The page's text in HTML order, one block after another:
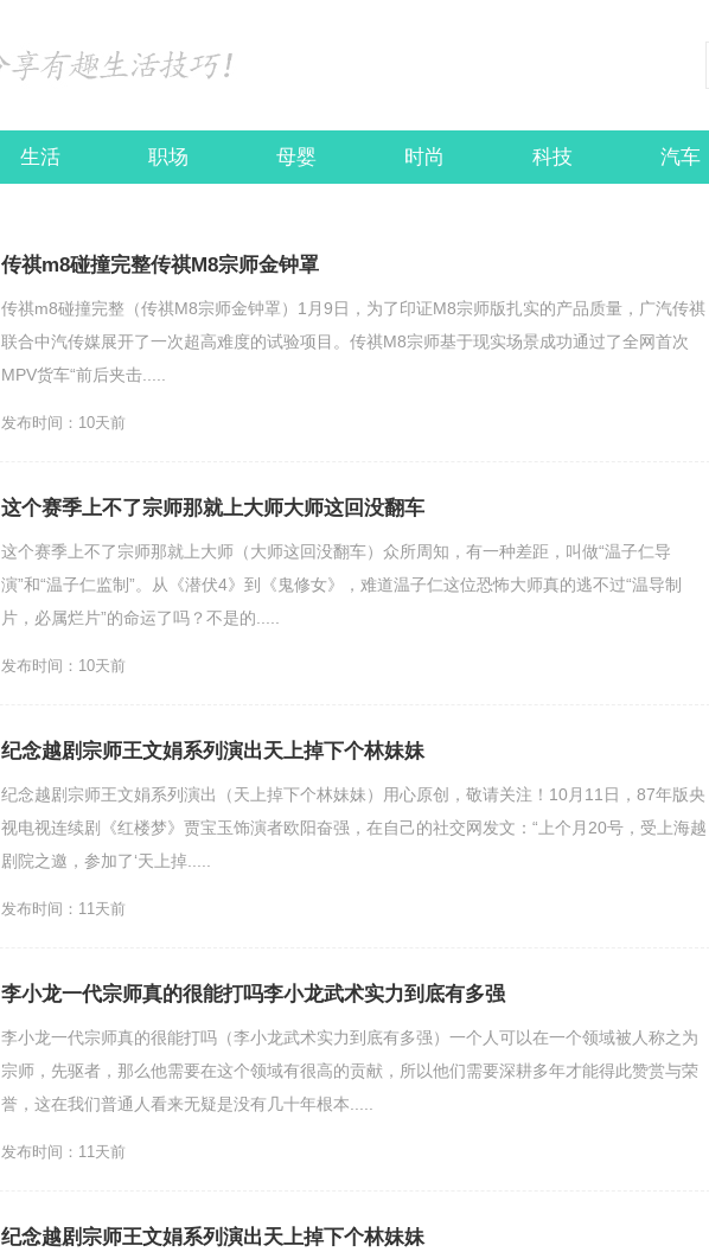
生活 职场 母婴 时尚 科技 汽车
传祺m8碰撞完整传祺M8宗师金钟罩
传祺m8碰撞完整（传祺M8宗师金钟罩）1月9日，为了印证M8宗师版扎实的产品质量，广汽传祺
联合中汽传媒展开了一次超高难度的试验项目。传祺M8宗师基于现实场景成功通过了全网首次
MPV货车“前后夹击.....
发布时间：10天前
这个赛季上不了宗师那就上大师大师这回没翻车
这个赛季上不了宗师那就上大师（大师这回没翻车）众所周知，有一种差距，叫做“温子仁导
演”和“温子仁监制”。从《潜伏4》到《鬼修女》，难道温子仁这位恐怖大师真的逃不过“温导制
片，必属烂片”的命运了吗？不是的.....
发布时间：10天前
纪念越剧宗师王文娟系列演出天上掉下个林妹妹
纪念越剧宗师王文娟系列演出（天上掉下个林妹妹）用心原创，敬请关注！10月11日，87年版央
视电视连续剧《红楼梦》贾宝玉饰演者欧阳奋强，在自己的社交网发文：“上个月20号，受上海越
剧院之邀，参加了‘天上掉.....
发布时间：11天前
李小龙一代宗师真的很能打吗李小龙武术实力到底有多强
李小龙一代宗师真的很能打吗（李小龙武术实力到底有多强）一个人可以在一个领域被人称之为
宗师，先驱者，那么他需要在这个领域有很高的贡献，所以他们需要深耕多年才能得此赞赏与荣
誉，这在我们普通人看来无疑是没有几十年根本.....
发布时间：11天前
纪念越剧宗师王文娟系列演出天上掉下个林妹妹